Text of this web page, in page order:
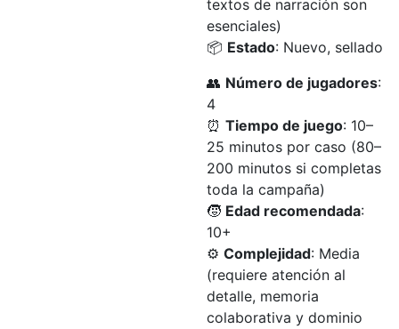
textos de narración son
esenciales)
📦 Estado: Nuevo, sellado
👥 Número de jugadores:
4
⏰Tiempo de juego: 10–
25 minutos por caso (80–
200 minutos si completas
toda la campaña)
🧒 Edad recomendada:
10+
⚙️Complejidad: Media
(requiere atención al
detalle, memoria
colaborativa y dominio